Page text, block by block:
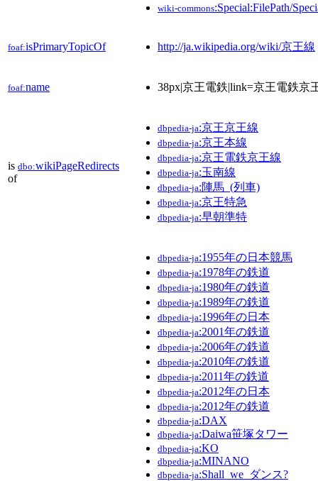
wiki-commons:Special:FilePath/
foaf:isPrimaryTopicOf http://ja.wikipedia.org/wiki/京王線
foaf:name 38px|京王電鉄|link=京王電鉄京
is dbo:wikiPageRedirects
of
dbpedia-ja:京王京王線
dbpedia-ja:京王本線
dbpedia-ja:京王電鉄京王線
dbpedia-ja:玉南線
dbpedia-ja:陣馬_(列車)
dbpedia-ja:京王特急
dbpedia-ja:早朝準特
dbpedia-ja:1955年の日本競馬
dbpedia-ja:1978年の鉄道
dbpedia-ja:1980年の鉄道
dbpedia-ja:1989年の鉄道
dbpedia-ja:1996年の日本
dbpedia-ja:2001年の鉄道
dbpedia-ja:2006年の鉄道
dbpedia-ja:2010年の鉄道
dbpedia-ja:2011年の鉄道
dbpedia-ja:2012年の日本
dbpedia-ja:2012年の鉄道
dbpedia-ja:DAX
dbpedia-ja:Daiwa笹塚タワー
dbpedia-ja:KO
dbpedia-ja:MINANO
dbpedia-ja:Shall_we_ダンス?